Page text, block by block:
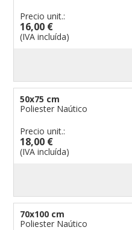
Precio unit.:
16,00 €
(IVA incluída)
50x75 cm
Poliester Naútico
Precio unit.:
18,00 €
(IVA incluída)
70x100 cm
Poliester Naútico